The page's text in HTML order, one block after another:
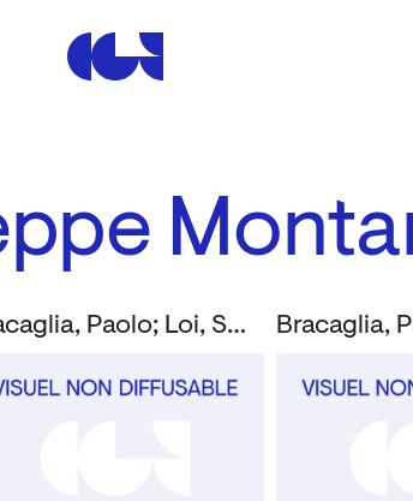
Centre de la Gravure et de
Bracaglia, Paolo; Loi, Susanna; Montanucci, Giuseppe